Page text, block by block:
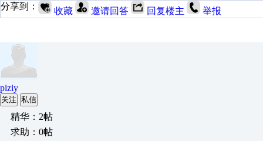
分享到：
收藏 邀请回答 回复楼主 举报
piziy
关注 私信
精华：2帖
求助：0帖